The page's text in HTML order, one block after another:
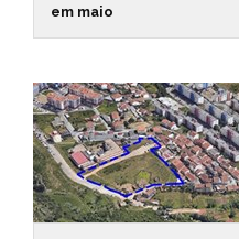
em maio